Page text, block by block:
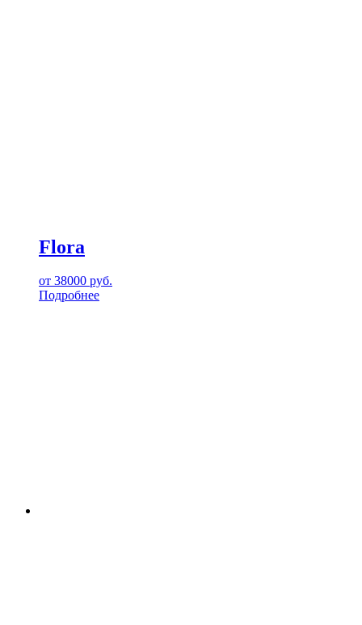
Flora
от 38000 руб.
Подробнее